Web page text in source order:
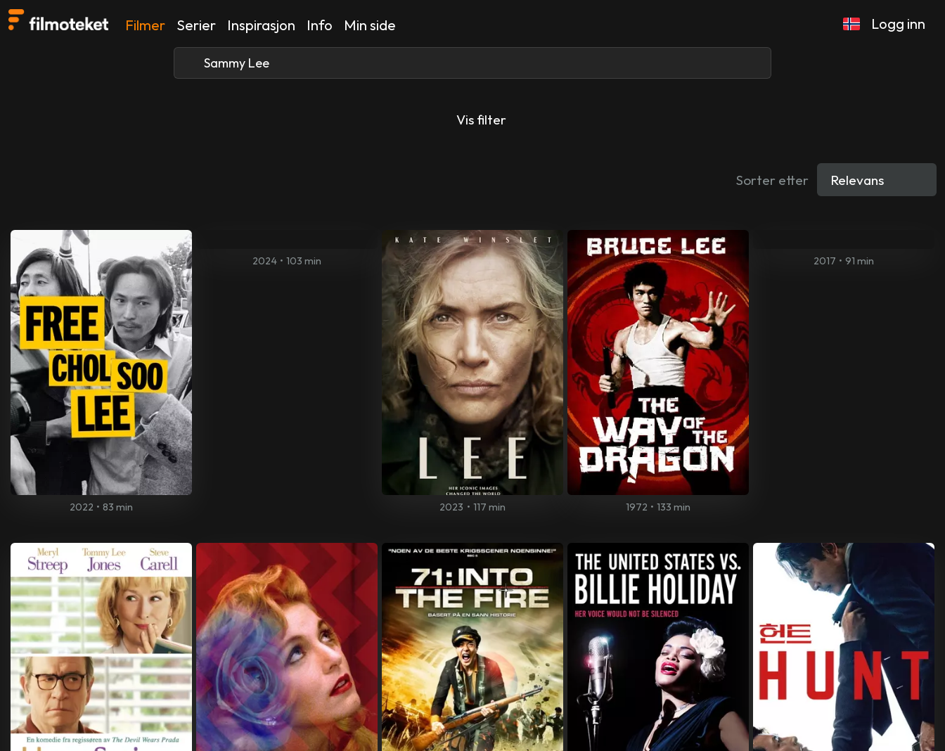
Filmer Serier Inspirasjon Info Min side Logg inn
Vis filter
Sorter etter
2022 • 83 min
2024 • 103 min
2023 • 117 min 1972 • 133 min
2017 • 91 min